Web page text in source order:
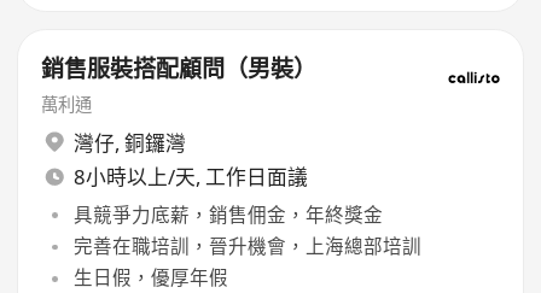
銷售服裝搭配顧問（男裝）
萬利通
灣仔, 銅鑼灣
8小時以上/天, 工作日面議
具競爭力底薪，銷售佣金，年終獎金
完善在職培訓，晉升機會，上海總部培訓
生日假，優厚年假